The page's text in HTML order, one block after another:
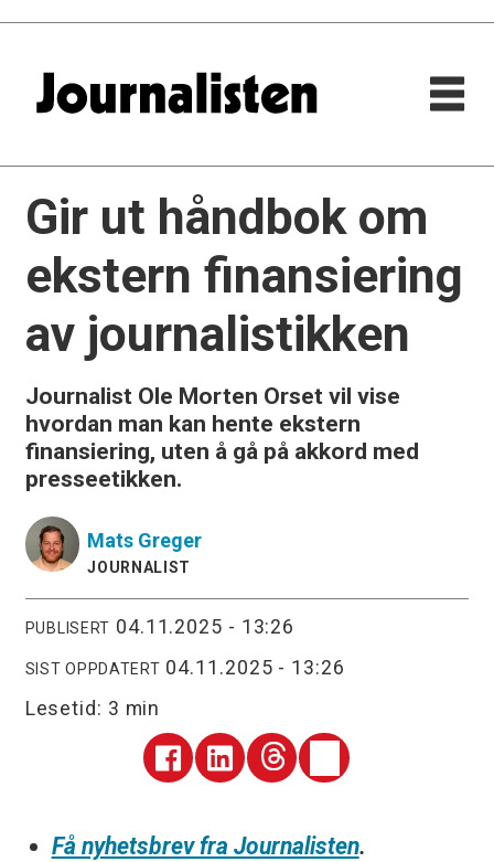
Gir ut håndbok om
ekstern finansiering
av journalistikken
Journalist Ole Morten Orset vil vise
hvordan man kan hente ekstern
finansiering, uten å gå på akkord med
presseetikken.
Mats Greger
JOURNALIST
PUBLISERT 04.11.2025 - 13:26
SIST OPPDATERT
04.11.2025 - 13:26
Lesetid: 3 min
Få nyhetsbrev fra Journalisten.